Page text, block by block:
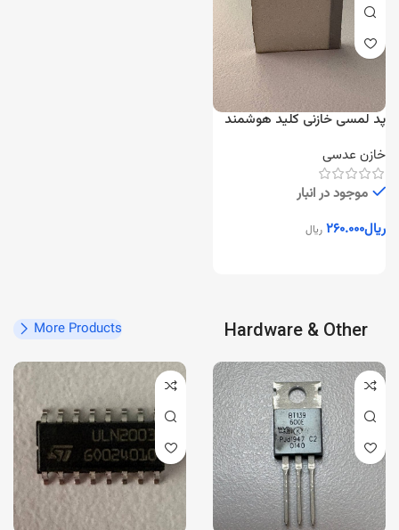
پد لمسی خازنی کلید هوشمند
خازن عدسی
موجود در انبار
ریال۲۶۰.۰۰۰ ریال
Hardware & Other
More Products